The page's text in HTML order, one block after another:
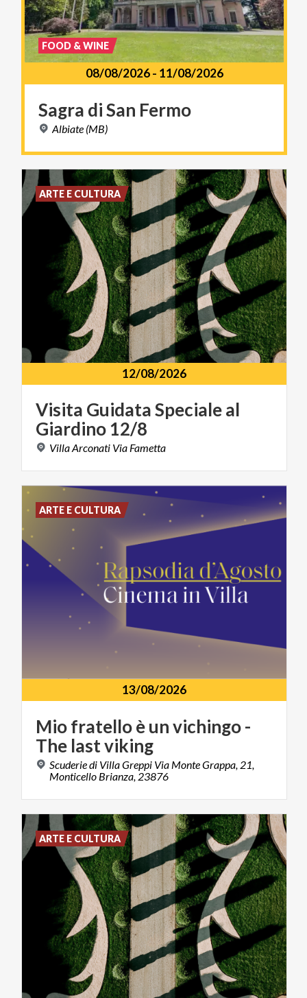
08/08/2026- 11/08/2026
Sagra diSan Fermo
Albiate (MB)
FOOD & WINE
12/08/2026
Visita GuidataSpecialeal
Giardino 12/8
VillaArconati Via Fametta
ARTE E CULTURA
13/08/2026
Miofratelloèunvichingo-
The lastviking
Scuderie di Villa Greppi Via Monte Grappa, 21,
Monticello Brianza, 23876
ARTE E CULTURA
ARTE E CULTURA